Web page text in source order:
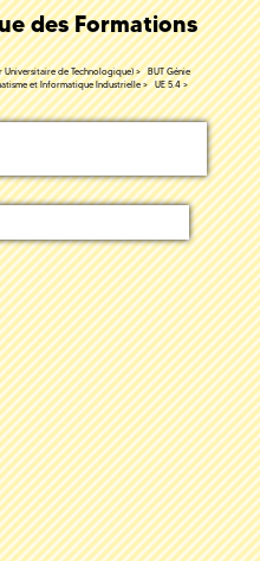
des Formations
Universitaire de Technologique)
BUT Génie
et Informatique Industrielle UE 5.4